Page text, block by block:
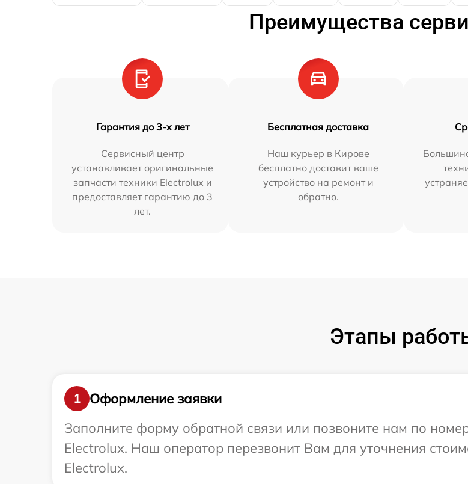
Преимущества
Гарантия до 3-х лет
Сервисный центр
устанавливает оригинальные
запчасти техники Electrolux и
предоставляет гарантию до 3
лет.
Бесплатная доставка
Наш курьер в Кирове
бесплатно доставит ваше
устройство на ремонт и
обратно.
Этапы
1
Оформление заявки
Заполните форму обратной связи или позвоните нам по
Electrolux. Наш оператор перезвонит Вам для уточнения
Electrolux.